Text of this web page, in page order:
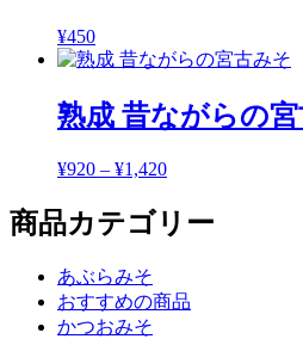
¥450
熟成 昔ながらの
¥920 – ¥1,420価
帯:
¥920
商品カテゴリー
あぶらみそ
おすすめの商品
かつおみそ